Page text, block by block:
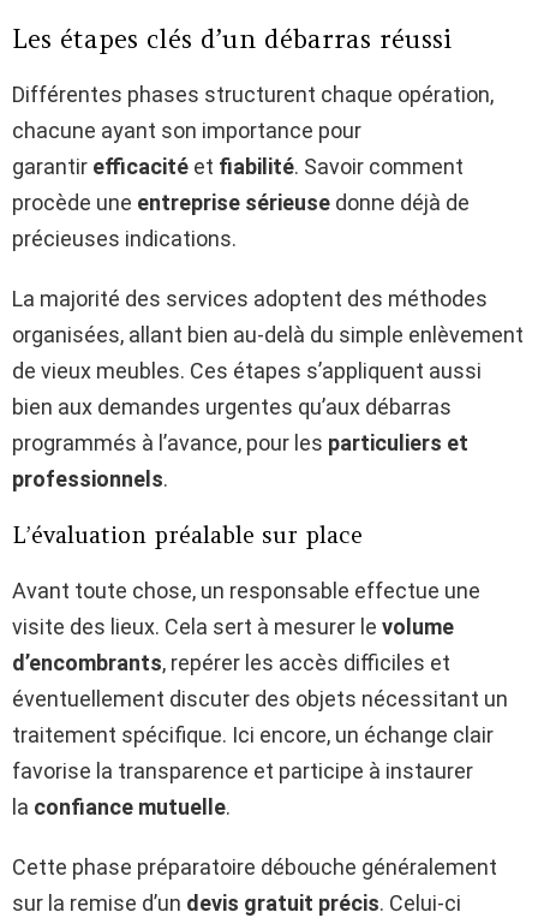
Les étapes clés d’un débarras réussi
Différentes phases structurent chaque opération,
chacune ayant son importance pour
garantir efficacité et fiabilité. Savoir comment
procède une entreprise sérieuse donne déjà de
précieuses indications.
La majorité des services adoptent des méthodes
organisées, allant bien au-delà du simple enlèvement
de vieux meubles. Ces étapes s’appliquent aussi
bien aux demandes urgentes qu’aux débarras
programmés à l’avance, pour les particuliers et
professionnels.
L’évaluation préalable sur place
Avant toute chose, un responsable effectue une
visite des lieux. Cela sert à mesurer le volume
d’encombrants, repérer les accès difficiles et
éventuellement discuter des objets nécessitant un
traitement spécifique. Ici encore, un échange clair
favorise la transparence et participe à instaurer
la confiance mutuelle.
Cette phase préparatoire débouche généralement
sur la remise d’un devis gratuit précis. Celui-ci